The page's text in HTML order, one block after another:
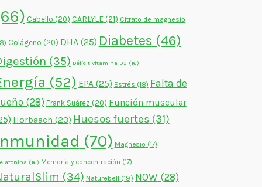
Cabello (20) CARLYLE(21) Citrato de magnesio
Colágeno (20) DHA(25) Diabetes (46)
(35) Déficit vitamina D3 (16)
(52) EPA(25) Estrés (18) Falta de
(28) Frank Suárez (20) Función muscular
Horbäach (23) Huesos fuertes (31)
(70) Magnesio (17)
(16) Memoria y concentración (17)
(34) Naturebell (19) NOW (28)